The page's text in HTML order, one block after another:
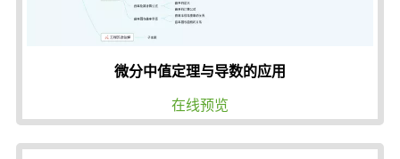
微分中值定理与导数的应用
在线预览